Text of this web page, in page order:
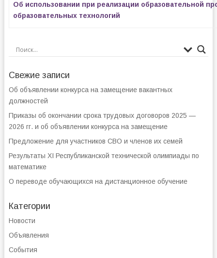
Об использовании при реализации образовательной
образовательных технологий
Свежие записи
Об объявлении конкурса на замещение вакантных
должностей
Приказы об окончании срока трудовых договоров 2025 —
2026 гг. и об объявлении конкурса на замещение
Предложение для участников СВО и членов их семей
Результаты XI Республиканской технической олимпиады по
математике
О переводе обучающихся на дистанционное обучение
Категории
Новости
Объявления
События